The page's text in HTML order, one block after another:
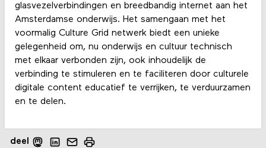
glasvezelverbindingen en breedbandig internet aan het
Amsterdamse onderwijs. Het samengaan met het
voormalig Culture Grid netwerk biedt een unieke
gelegenheid om, nu onderwijs en cultuur technisch
met elkaar verbonden zijn, ook inhoudelijk de
verbinding te stimuleren en te faciliteren door culturele
digitale content educatief te verrijken, te verduurzamen
en te delen.
deel